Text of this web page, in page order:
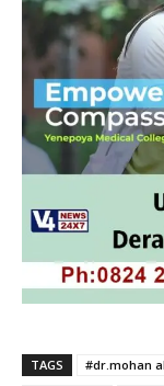
TAGS #dr.mohan